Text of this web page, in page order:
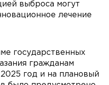
выброса могут
лечение
государственных
гражданам
год и на плановый